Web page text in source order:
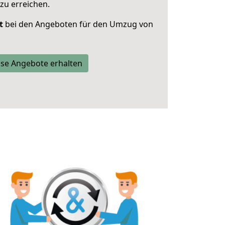
erreichen.
bei den Angeboten für den Umzug von
Angebote erhalten